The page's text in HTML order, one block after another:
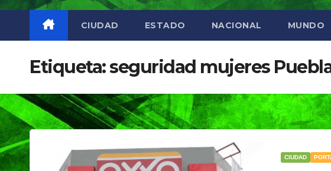
CIUDAD ESTADO NACIONAL MUNDO
Etiqueta:seguridad mujeres
CIUDAD